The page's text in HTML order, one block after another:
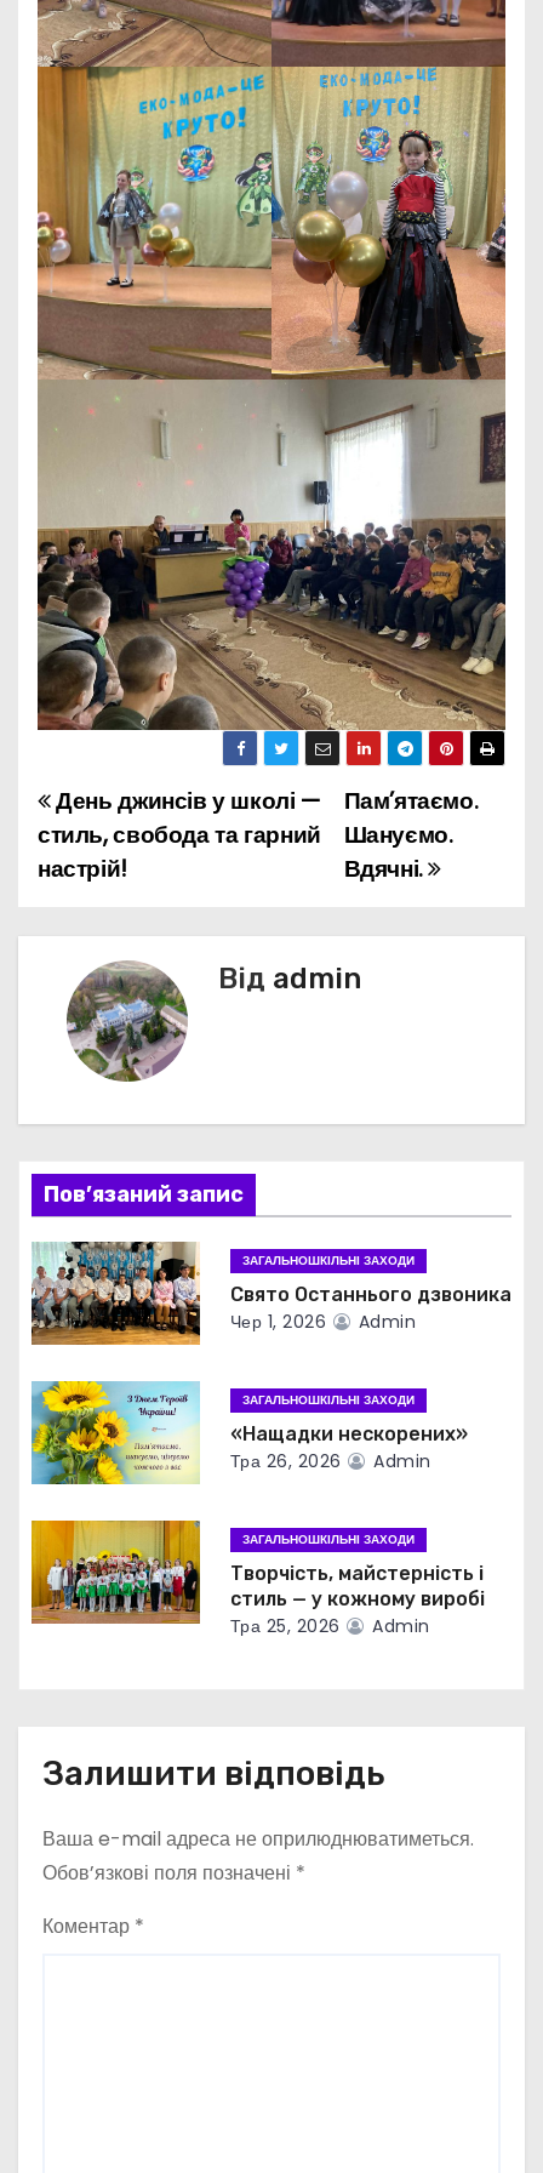
Н
а
ц
і
я
з
а
п
и
с
і
в
Пам’ятаємо.
Шануємо.
Вдячні.
День джинсів у школі —
стиль, свобода та гарний
настрій!
Від admin
Пов’язаний запис
ЗАГАЛЬНОШКІЛЬНІ ЗАХОДИ
Свято Останнього дзвоника
Чер 1, 2026 Admin
ЗАГАЛЬНОШКІЛЬНІ ЗАХОДИ
«Нащадки нескорених»
Тра 26, 2026 Admin
ЗАГАЛЬНОШКІЛЬНІ ЗАХОДИ
Творчість, майстерність і
стиль — у кожному виробі
Тра 25, 2026 Admin
Залишити відповідь
Ваша e-mail адреса не оприлюднюватиметься.
Обов’язкові поля позначені *
Коментар *